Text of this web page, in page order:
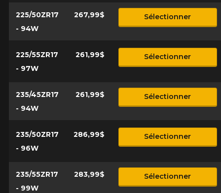
225/50ZR17
- 94W
267,99$ Sélectionner
225/55ZR17
- 97W
261,99$ Sélectionner
235/45ZR17
- 94W
261,99$ Sélectionner
235/50ZR17
- 96W
286,99$ Sélectionner
235/55ZR17
- 99W
283,99$ Sélectionner